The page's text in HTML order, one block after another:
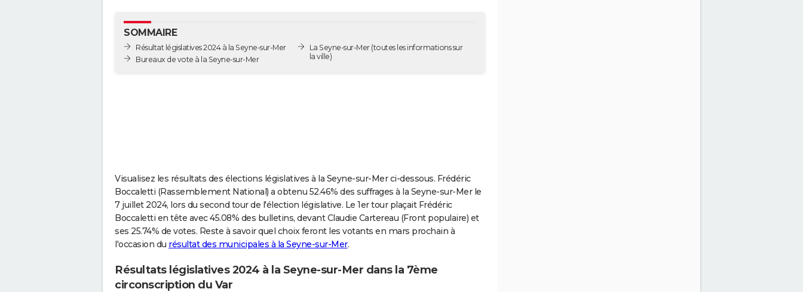
SOMMAIRE
Résultat législatives 2024 à la Seyne-sur-Mer
Bureaux de vote à la Seyne-sur-Mer
La Seyne-sur-Mer(toutes les informations sur
la ville)
Visualisez les résultats des élections législatives à la Seyne-sur-Mer ci-dessous. Frédéric
Boccaletti (Rassemblement National) a obtenu 52.46% des suffrages à la Seyne-sur-Mer le
7 juillet 2024, lors du second tour de l'élection législative. Le 1er tour plaçait Frédéric
Boccaletti en tête avec 45.08% des bulletins, devant Claudie Cartereau (Front populaire) et
ses 25.74% de votes. Reste à savoir quel choix feront les votants en mars prochain à
l'occasion du résultat des municipales à la Seyne-sur-Mer.
Résultats législatives 2024 à la Seyne-sur-Mer dans la 7ème
circonscription du Var